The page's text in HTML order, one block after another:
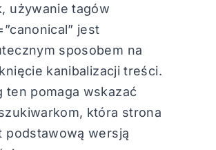
używanie tagów
jest
sposobem na
kanibalizacji treści.
ten pomaga wskazać
która strona
podstawową wersją